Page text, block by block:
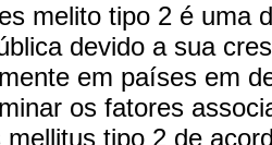
melito tipo 2 é uma
devido a sua
em países em
os fatores
mellitus tipo 2 de